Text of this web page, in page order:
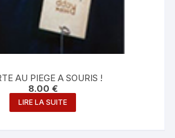
AU PIEGE A SOURIS !
8.00 €
LIRE LA SUITE